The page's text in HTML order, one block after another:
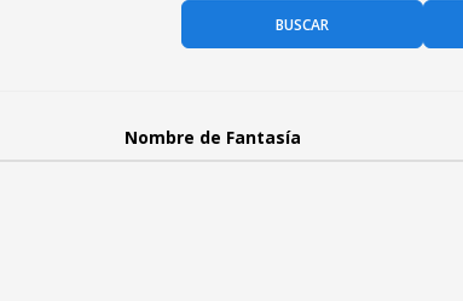
Nombre de Fantasía